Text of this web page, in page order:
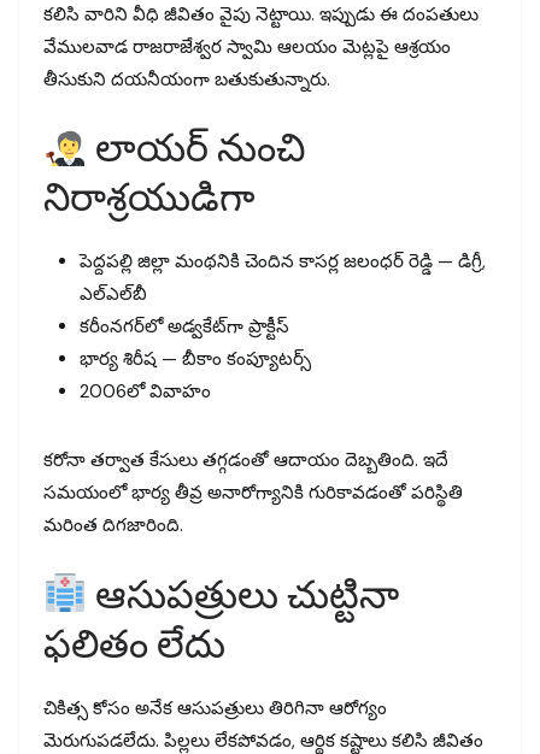
కలిసి వారిని వీధి జీవితం వైపు నెట్టాయి. ఇప్పుడు ఈ దంపతులు
వేములవాడ రాజరాజేశ్వర స్వామి ఆలయం మెట్లపై ఆశ్రయం
తీసుకుని దయనీయంగా బతుకుతున్నారు.
లాయర్ నుంచి
నిరాశ్రయుడిగా
పెద్దపల్లి జిల్లా మంథనికి చెందిన కాసర్ల జలంధర్ రెడ్డి — డిగ్రీ,
ఎల్‌ఎల్‌బీ
కరీంనగర్‌లో అడ్వకేట్‌గా ప్రాక్టీస్
భార్య శిరీష — బీకాం కంప్యూటర్స్
2006లో వివాహం
కరోనా తర్వాత కేసులు తగ్గడంతో ఆదాయం దెబ్బతింది. ఇదే
సమయంలో భార్య తీవ్ర అనారోగ్యానికి గురికావడంతో పరిస్థితి
మరింత దిగజారింది.
ఆసుపత్రులు చుట్టినా
ఫలితం లేదు
చికిత్స కోసం అనేక ఆసుపత్రులు తిరిగినా ఆరోగ్యం
మెరుగుపడలేదు. పిల్లలు లేకపోవడం, ఆర్థిక కష్టాలు కలిసి జీవితం